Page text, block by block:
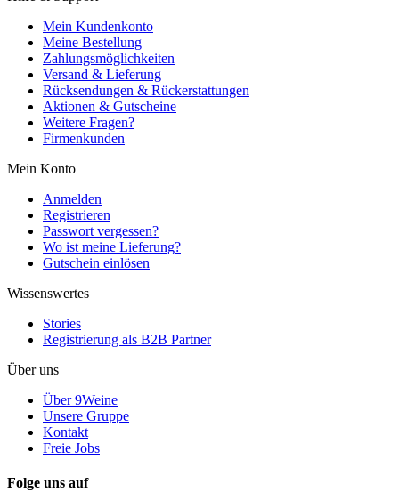
Mein Kundenkonto
Meine Bestellung
Zahlungsmöglichkeiten
Versand & Lieferung
Rücksendungen & Rückerstattungen
Aktionen & Gutscheine
Weitere Fragen?
Firmenkunden
Mein Konto
Anmelden
Registrieren
Passwort vergessen?
Wo ist meine Lieferung?
Gutschein einlösen
Wissenswertes
Stories
Registrierung als B2B Partner
Über uns
Über 9Weine
Unsere Gruppe
Kontakt
Freie Jobs
Folge uns auf